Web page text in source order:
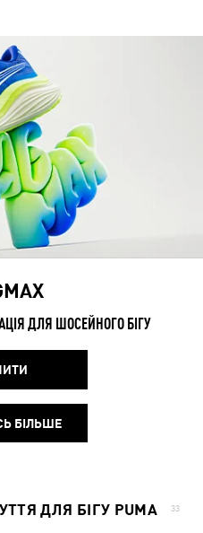
ДЛЯ ШОСЕЙНОГО БІГУ
БІЛЬШЕ
ДЛЯ БІГУ PUMA
33